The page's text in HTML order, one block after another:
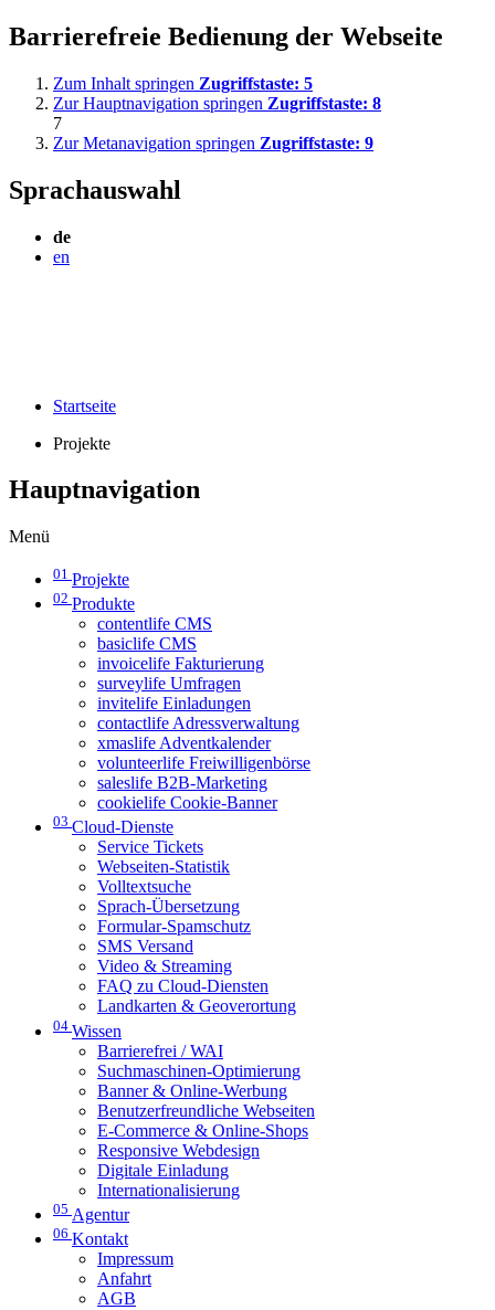
Barrierefreie Bedienung der Webseite
Zum Inhalt springen Zugriffstaste: 5
Zur Hauptnavigation springen Zugriffstaste: 8
7
Zur Metanavigation springen Zugriffstaste: 9
Sprachauswahl
de
en
Startseite
Projekte
Hauptnavigation
Menü
01 Projekte
02 Produkte
contentlife CMS
basiclife CMS
invoicelife Fakturierung
surveylife Umfragen
invitelife Einladungen
contactlife Adressverwaltung
xmaslife Adventkalender
volunteerlife Freiwilligenbörse
saleslife B2B-Marketing
cookielife Cookie-Banner
03 Cloud-Dienste
Service Tickets
Webseiten-Statistik
Volltextsuche
Sprach-Übersetzung
Formular-Spamschutz
SMS Versand
Video & Streaming
FAQ zu Cloud-Diensten
Landkarten & Geoverortung
04 Wissen
Barrierefrei / WAI
Suchmaschinen-Optimierung
Banner & Online-Werbung
Benutzerfreundliche Webseiten
E-Commerce & Online-Shops
Responsive Webdesign
Digitale Einladung
Internationalisierung
05 Agentur
06 Kontakt
Impressum
Anfahrt
AGB